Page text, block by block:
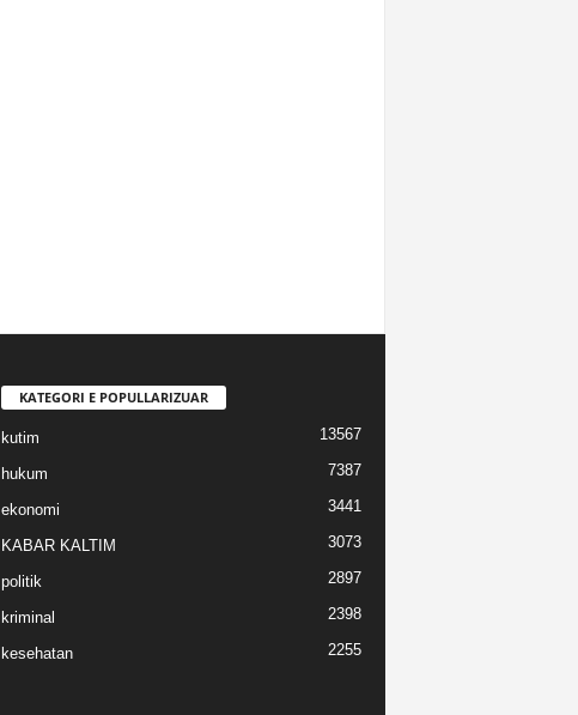
KATEGORI E POPULLARIZUAR
kutim 13567
hukum 7387
ekonomi 3441
KABAR KALTIM 3073
politik 2897
kriminal 2398
kesehatan 2255